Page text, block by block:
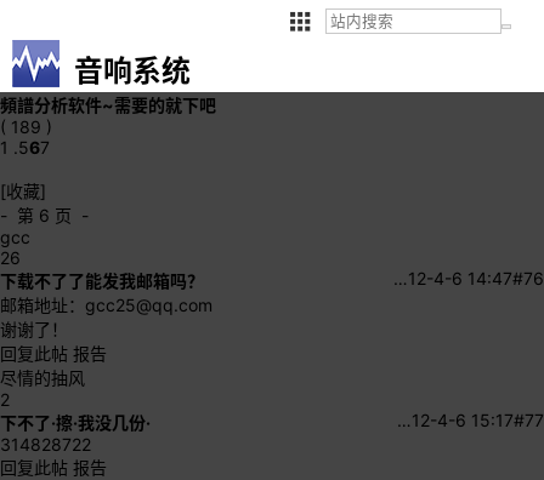
音响系统
頻譜分析软件~需要的就下吧
( 189 )
1 .567
[收藏]
- 第 6 页 -
gcc
26
#76
12-4-6 14:47
…
下载不了了能发我邮箱吗？
邮箱地址： gcc25@qq.com
谢谢了！
回复此帖 报告
尽情的抽风
2
#77
12-4-6 15:17
…
下不了·擦·我没几份·
314828722
回复此帖 报告